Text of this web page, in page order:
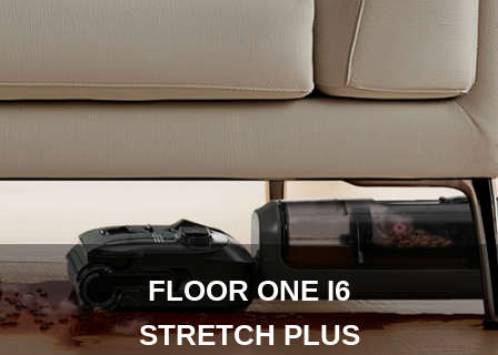
FLOOR ONE I6
STRETCH PLUS